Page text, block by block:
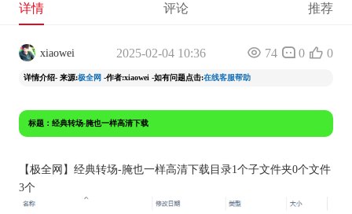
详情 评论 推荐
xiaowei 2025-02-04 10:36 74 0 0
详情介绍- 来源:极全网 -作者:xiaowei -如有问题点击:在线客服帮助
标题：经典转场-腌也一样高清下载
【极全网 】经典转场-腌也一样高清下载目录1个子文件夹0个文件
3个